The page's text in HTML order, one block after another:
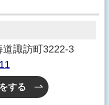
諏訪町3222-3
する